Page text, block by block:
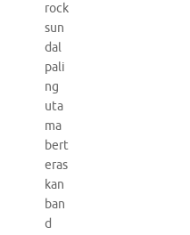
rock
sun
dal
pali
ng
uta
ma
bert
eras
kan
ban
d